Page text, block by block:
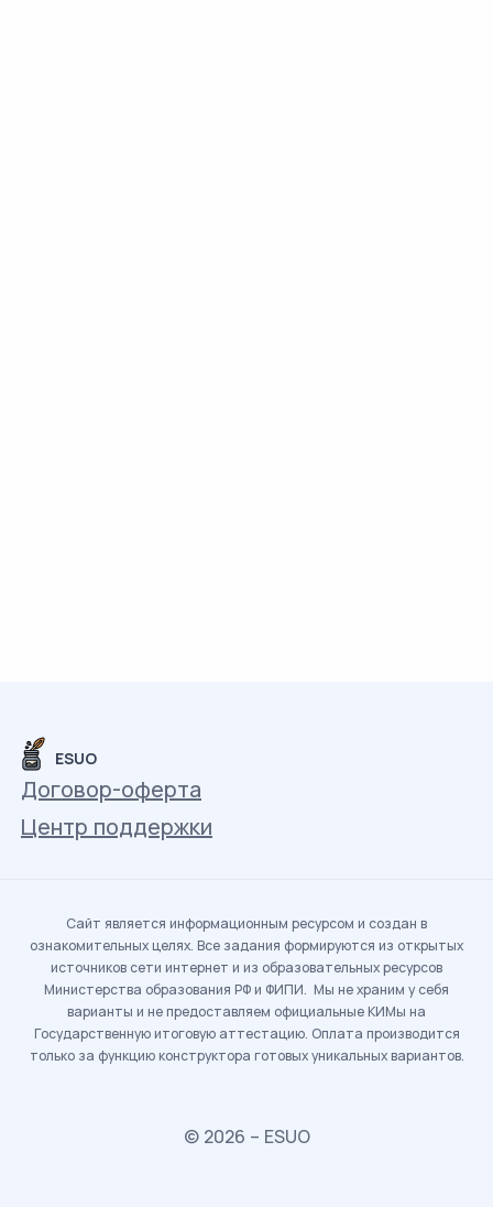
ESUO
Договор-оферта
Центр поддержки
Сайт является информационным ресурсом и создан в
ознакомительных целях. Все задания формируются из открытых
источников сети интернет и из образовательных ресурсов
Министерства образования РФ и ФИПИ. Мы не храним у себя
варианты и не предоставляем официальные КИМы на
Государственную итоговую аттестацию. Оплата производится
только за функцию конструктора готовых уникальных вариантов.
© 2026 – ESUO